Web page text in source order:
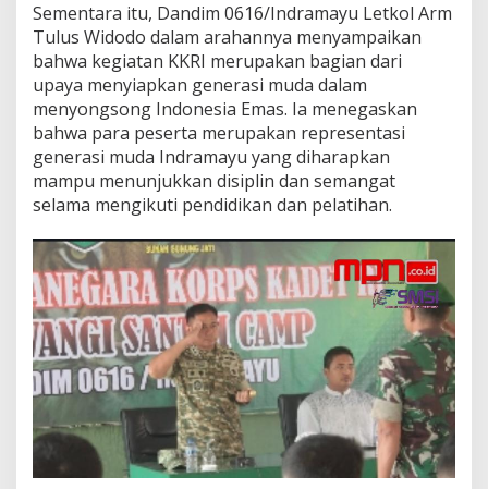
R
i
n
d
a
m
I
I
/
S
l
i
w
a
n
g
i
Sementara itu, Dandim 0616/Indramayu Letkol Arm
Tulus Widodo dalam arahannya menyampaikan
bahwa kegiatan KKRI merupakan bagian dari
upaya menyiapkan generasi muda dalam
menyongsong Indonesia Emas. Ia menegaskan
bahwa para peserta merupakan representasi
generasi muda Indramayu yang diharapkan
mampu menunjukkan disiplin dan semangat
selama mengikuti pendidikan dan pelatihan.